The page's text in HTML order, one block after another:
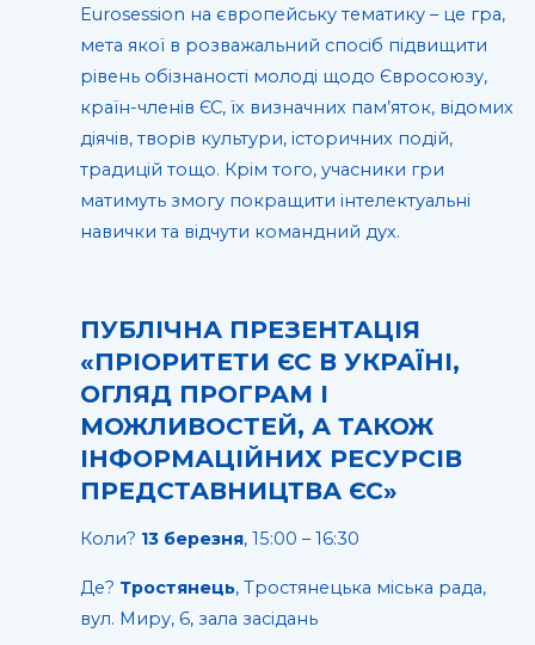
Eurosession на європейську тематику – це гра,
мета якої в розважальний спосіб підвищити
рівень обізнаності молоді щодо Євросоюзу,
країн-членів ЄС, їх визначних пам’яток, відомих
діячів, творів культури, історичних подій,
традицій тощо. Крім того, учасники гри
матимуть змогу покращити інтелектуальні
навички та відчути командний дух.
ПУБЛІЧНА ПРЕЗЕНТАЦІЯ
«ПРІОРИТЕТИ ЄС В УКРАЇНІ,
ОГЛЯД ПРОГРАМ І
МОЖЛИВОСТЕЙ, А ТАКОЖ
ІНФОРМАЦІЙНИХ РЕСУРСІВ
ПРЕДСТАВНИЦТВА ЄС»
Коли? 13 березня, 15:00 – 16:30
Де? Тростянець, Тростянецька міська рада,
вул. Миру, 6, зала засідань